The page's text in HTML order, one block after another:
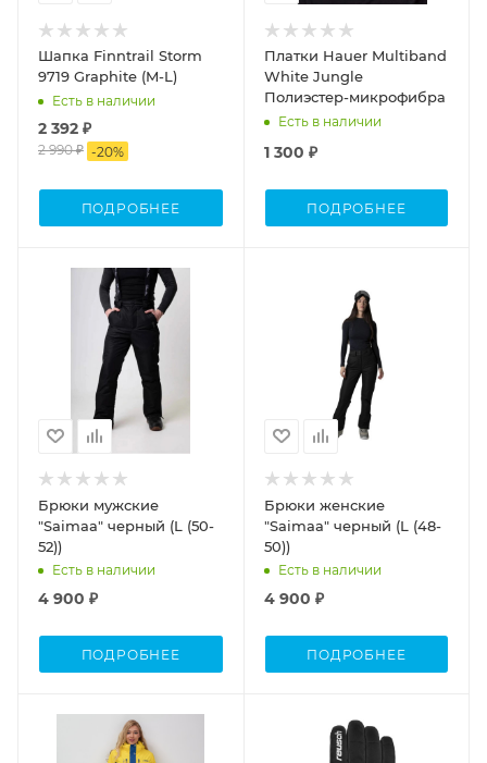
Шапка Finntrail Storm
9719 Graphite (M-L)
Есть в наличии
2 392 ₽
2 990 ₽ -20%
ПОДРОБНЕЕ
Платки Hauer Multiband
White Jungle
Полиэстер-микрофибра
Есть в наличии
1 300 ₽
ПОДРОБНЕЕ
Брюки мужские
"Saimaa" черный (L (50-
52))
Есть в наличии
4 900 ₽
ПОДРОБНЕЕ
Брюки женские
"Saimaa" черный (L (48-
50))
Есть в наличии
4 900 ₽
ПОДРОБНЕЕ